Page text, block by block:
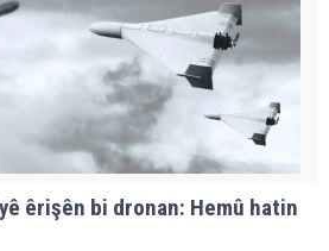
êrişên bi dronan: Hemû hatin